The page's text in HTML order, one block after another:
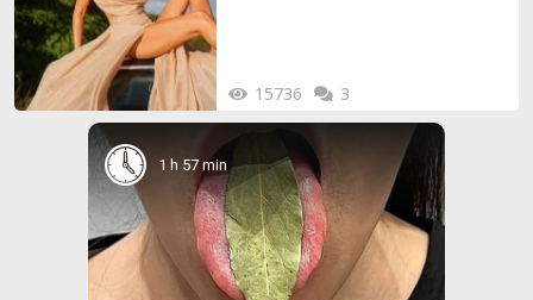
15736 3
1 h 57 min